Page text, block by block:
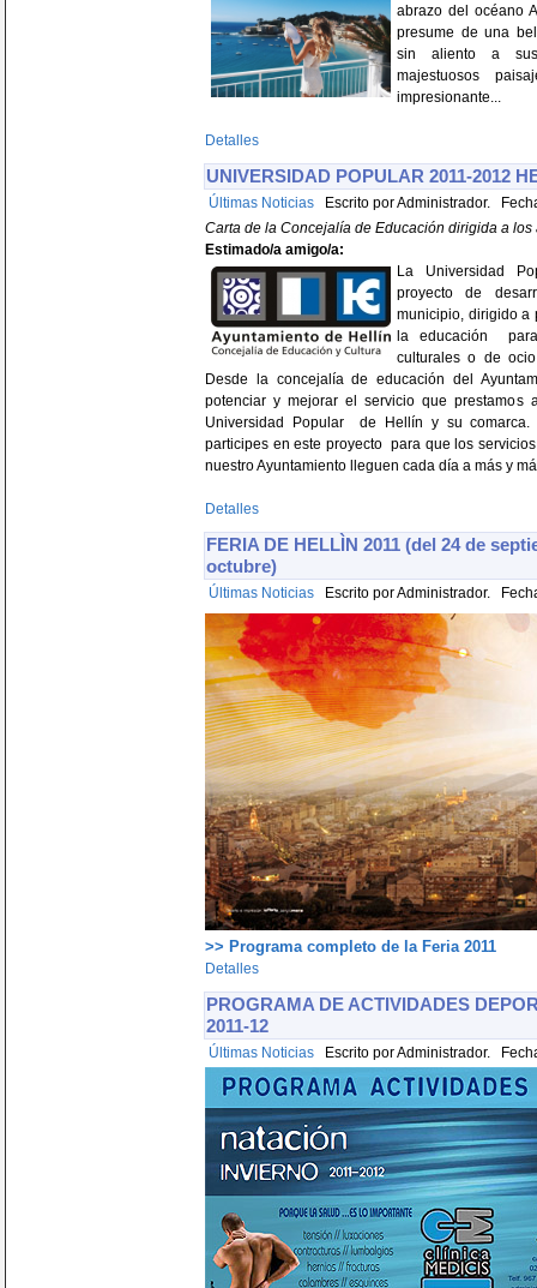
abrazo del océano
presume de una
sin aliento a
majestuosos
impresionante...
Detalles
UNIVERSIDAD POPULAR 2011-2012
Últimas Noticias Escrito por Administrador.
Carta de la Concejalía de Educación dirigida a los
Estimado/a amigo/a:
La Universidad
proyecto de
municipio, dirigido a
la educación
culturales o de
Desde la concejalía de educación del
potenciar y mejorar el servicio que prestamos
Universidad Popular de Hellín y su
participes en este proyecto para que los
nuestro Ayuntamiento lleguen cada día a más y
Detalles
FERIA DE HELLÌN 2011 (del 24 de
octubre)
Últimas Noticias Escrito por Administrador.
>> Programa completo de la Feria 2011
Detalles
PROGRAMA DE ACTIVIDADES
2011-12
Últimas Noticias Escrito por Administrador.